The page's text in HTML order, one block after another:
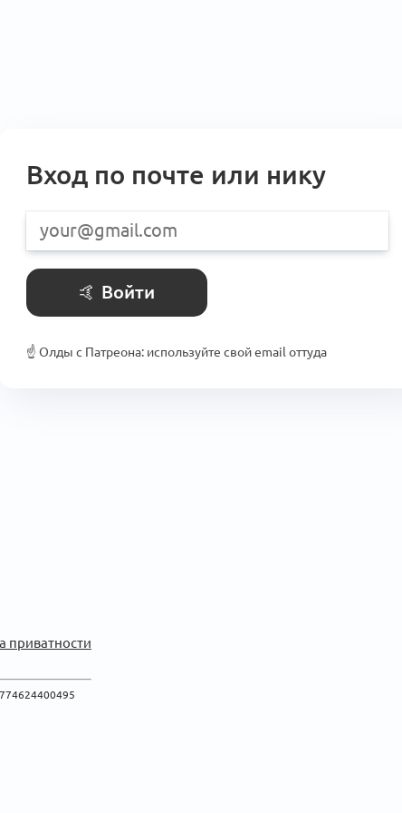
Вход по почте или нику
🤙 Войти
☝️ Олды с Патреона: используйте свой email оттуда
приватности